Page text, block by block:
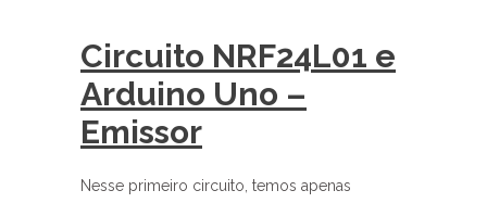
Circuito NRF24L01 e
Arduino Uno –
Emissor
Nesse primeiro circuito, temos apenas